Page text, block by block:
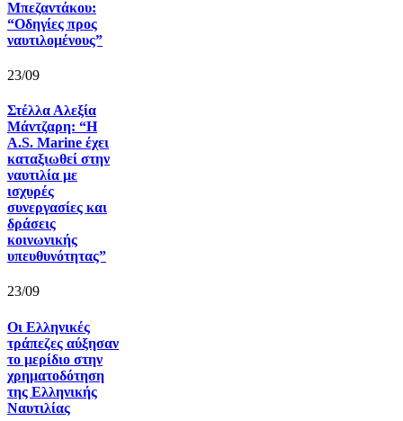
Μπεζαντάκου:
“Οδηγίες προς
ναυτιλομένους”
23/09
Στέλλα Αλεξία
Μάντζαρη: “Η
A.S. Marine έχει
καταξιωθεί στην
ναυτιλία με
ισχυρές
συνεργασίες και
δράσεις
κοινωνικής
υπευθυνότητας”
23/09
Οι Ελληνικές
τράπεζες αύξησαν
το μερίδιο στην
χρηματοδότηση
της Ελληνικής
Ναυτιλίας